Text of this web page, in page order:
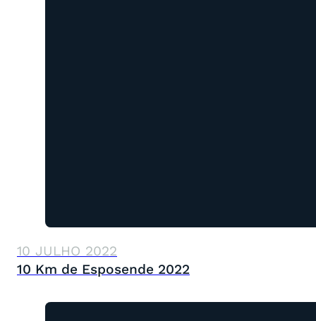
10 JULHO 2022
10 Km de Esposende 2022